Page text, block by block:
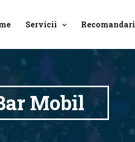
Servicii Recomandari
Mobil